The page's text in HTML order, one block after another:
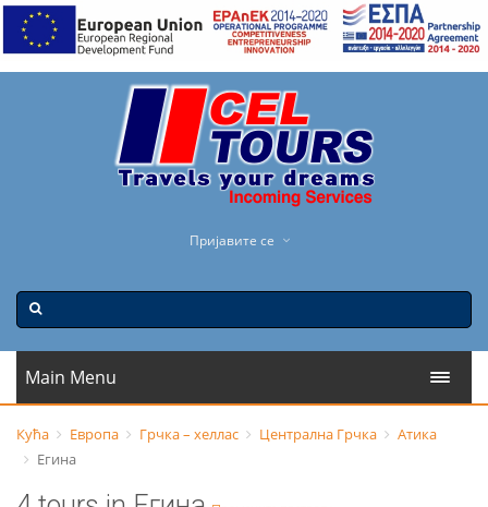
Пријавите се
Main Menu
Кућа Европа Грчка – хеллас Централна Грчка
Атика
Егина